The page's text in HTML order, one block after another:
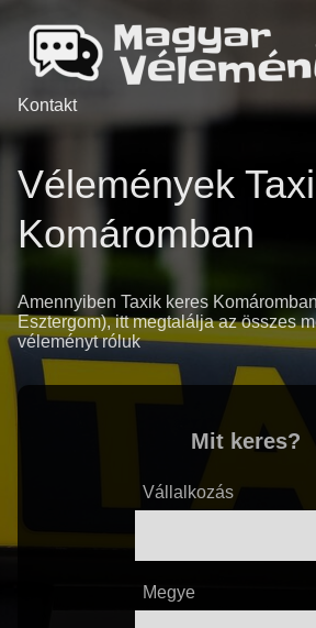
Kontakt
Vélemények
Komáromban
Amennyiben Taxik keres
Esztergom), itt megtalálja az összes
véleményt róluk
Mit keres?
Vállalkozás
Megye